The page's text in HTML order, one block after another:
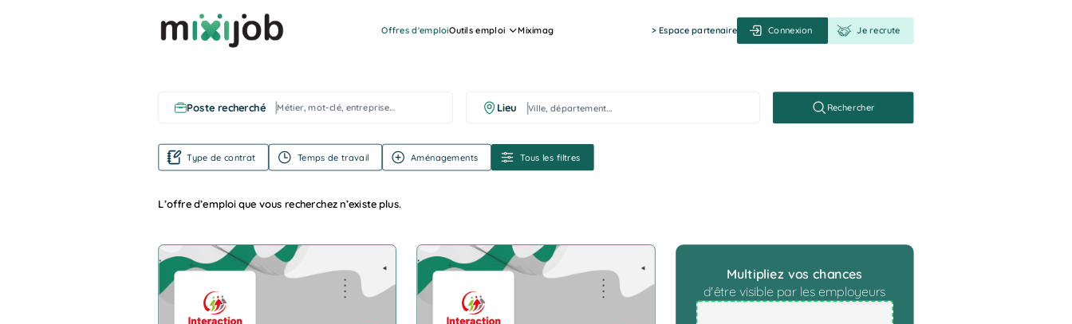
Offres d'emploiOutils emploi Miximag > Espace partenaire Connexion Je recrute
Poste recherché Lieu Ville, département... Rechercher
Type de contrat Temps de travail Aménagements Tous les filtres
L’offre d’emploi que vous recherchez n’existe plus.
Company Logo Company Logo
Multipliez vos chances
d'être visible par les employeurs
For Mobile